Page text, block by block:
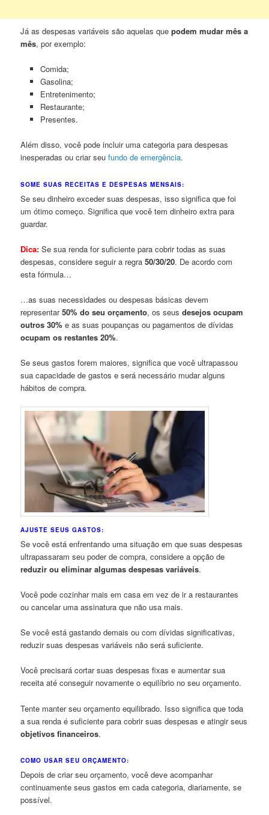
Já as despesas variáveis ​​são aquelas quepodem mudar mês a
mês, por exemplo:
Comida;
Gasolina;
Entretenimento;
Restaurante;
Presentes.
Além disso, você pode incluir uma categoria para despesas
inesperadas ou criar seufundo de emergência.
SOME SUAS RECEITAS E DESPESAS MENSAIS:
Se seu dinheiro exceder suas despesas, isso significa que foi
um ótimo começo. Significa que você tem dinheiro extra para
guardar.
Dica: Se sua renda for suficiente para cobrir todas as suas
despesas, considere seguir a regra50/30/20. De acordo com
esta fórmula…
…as suas necessidades ou despesas básicas devem
representar50% do seu orçamento, os seusdesejos ocupam
outros 30% e as suas poupanças ou pagamentos de dívidas
ocupam os restantes 20%.
Se seus gastos forem maiores, significa que você ultrapassou
sua capacidade de gastos e será necessário mudar alguns
hábitos de compra.
AJUSTE SEUS GASTOS:
Se você está enfrentando uma situação em que suas despesas
ultrapassaram seu poder de compra, considere a opção de
reduzir ou eliminar algumas despesas variáveis.
Você pode cozinhar mais em casa em vez de ir a restaurantes
ou cancelar uma assinatura que não usa mais.
Se você está gastando demais ou com dívidas significativas,
reduzir suas despesas variáveis ​​não será suficiente.
Você precisará cortar suas despesas fixas e aumentar sua
receita até conseguir novamente o equilíbrio no seu orçamento.
Tente manter seu orçamento equilibrado. Isso significa que toda
a sua renda é suficiente para cobrir suas despesas e atingir seus
objetivos financeiros.
COMO USAR SEU ORÇAMENTO:
Depois de criar seu orçamento, você deve acompanhar
continuamente seus gastos em cada categoria, diariamente, se
possível.